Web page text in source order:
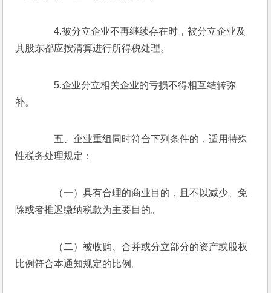
4.被分立企业不再继续存在时，被分立企业及
其股东都应按清算进行所得税处理。
5.企业分立相关企业的亏损不得相互结转弥
补。
五、企业重组同时符合下列条件的，适用特殊
性税务处理规定：
（一）具有合理的商业目的，且不以减少、免
除或者推迟缴纳税款为主要目的。
（二）被收购、合并或分立部分的资产或股权
比例符合本通知规定的比例。